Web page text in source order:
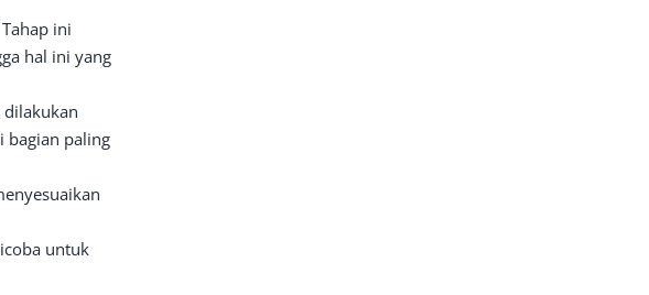
ini
hal ini yang
dilakukan
bagian paling
untuk